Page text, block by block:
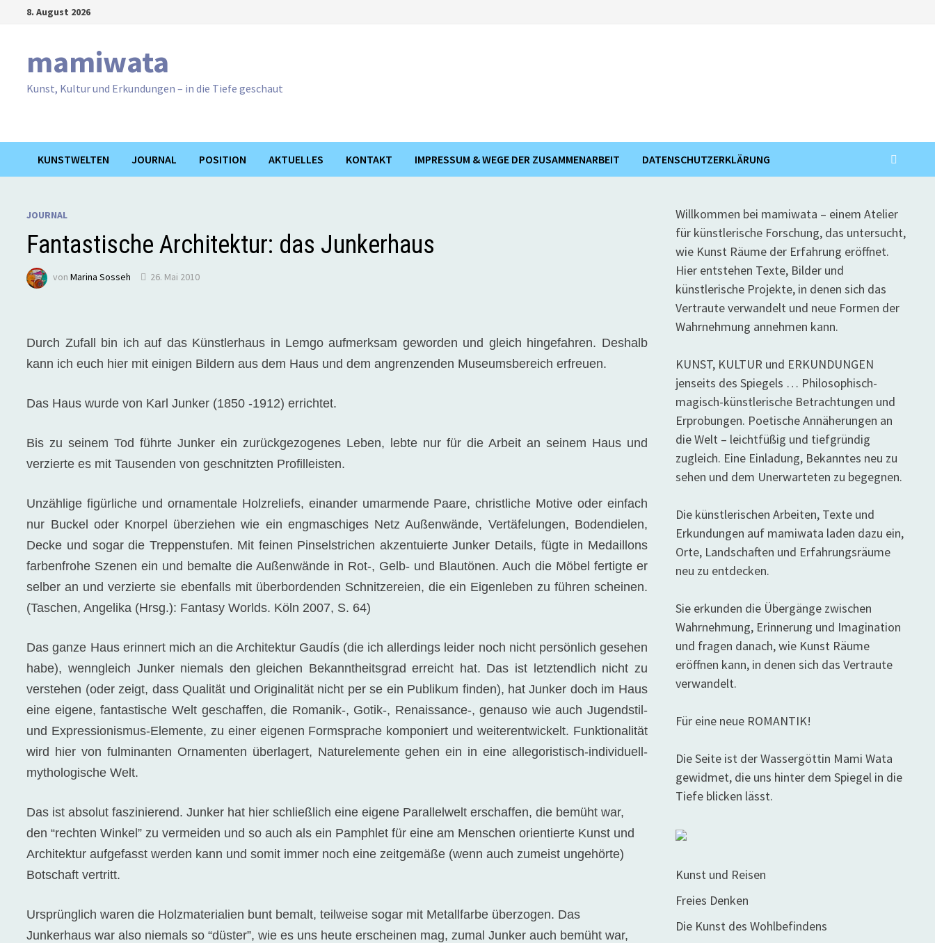
8. August 2026
mamiwata
Kunst, Kultur und Erkundungen – in die Tiefe geschaut
KUNSTWELTEN JOURNAL POSITION AKTUELLES KONTAKT IMPRESSUM & WEGE DER ZUSAMMENARBEIT DATENSCHUTZERKLÄRUNG
JOURNAL
Fantastische Architektur: das Junkerhaus
vonMarina Sosseh 26. Mai 2010
Durch Zufall bin ich auf das Künstlerhaus in Lemgo aufmerksam geworden und gleich hingefahren. Deshalb
kann ich euch hier mit einigen Bildern aus dem Haus und dem angrenzenden Museumsbereich erfreuen.
Das Haus wurde von Karl Junker (1850 -1912) errichtet.
Bis zu seinem Tod führte Junker ein zurückgezogenes Leben, lebte nur für die Arbeit an seinem Haus und
verzierte es mit Tausenden von geschnitzten Profilleisten.
Unzählige figürliche und ornamentale Holzreliefs, einander umarmende Paare, christliche Motive oder einfach
nur Buckel oder Knorpel überziehen wie ein engmaschiges Netz Außenwände, Vertäfelungen, Bodendielen,
Decke und sogar die Treppenstufen. Mit feinen Pinselstrichen akzentuierte Junker Details, fügte in Medaillons
farbenfrohe Szenen ein und bemalte die Außenwände in Rot-, Gelb- und Blautönen. Auch die Möbel fertigte er
selber an und verzierte sie ebenfalls mit überbordenden Schnitzereien, die ein Eigenleben zu führen scheinen.
(Taschen, Angelika (Hrsg.): Fantasy Worlds. Köln 2007, S. 64)
Das ganze Haus erinnert mich an die Architektur Gaudís (die ich allerdings leider noch nicht persönlich gesehen
habe), wenngleich Junker niemals den gleichen Bekanntheitsgrad erreicht hat. Das ist letztendlich nicht zu
verstehen (oder zeigt, dass Qualität und Originalität nicht per se ein Publikum finden), hat Junker doch im Haus
eine eigene, fantastische Welt geschaffen, die Romanik-, Gotik-, Renaissance-, genauso wie auch Jugendstil-
und Expressionismus-Elemente, zu einer eigenen Formsprache komponiert und weiterentwickelt. Funktionalität
wird hier von fulminanten Ornamenten überlagert, Naturelemente gehen ein in eine allegoristisch-individuell-
mythologische Welt.
Das ist absolut faszinierend. Junker hat hier schließlich eine eigene Parallelwelt erschaffen, die bemüht war,
den “rechten Winkel” zu vermeiden und so auch als ein Pamphlet für eine am Menschen orientierte Kunst und
Architektur aufgefasst werden kann und somit immer noch eine zeitgemäße (wenn auch zumeist ungehörte)
Botschaft vertritt.
Ursprünglich waren die Holzmaterialien bunt bemalt, teilweise sogar mit Metallfarbe überzogen. Das
Junkerhaus war also niemals so “düster”, wie es uns heute erscheinen mag, zumal Junker auch bemüht war,
Willkommen bei mamiwata – einem Atelier
für künstlerische Forschung, das untersucht,
wie Kunst Räume der Erfahrung eröffnet.
Hier entstehen Texte, Bilder und
künstlerische Projekte, in denen sich das
Vertraute verwandelt und neue Formen der
Wahrnehmung annehmen kann.
KUNST, KULTUR und ERKUNDUNGEN
jenseits des Spiegels … Philosophisch-
magisch-künstlerische Betrachtungen und
Erprobungen. Poetische Annäherungen an
die Welt – leichtfüßig und tiefgründig
zugleich. Eine Einladung, Bekanntes neu zu
sehen und dem Unerwarteten zu begegnen.
Die künstlerischen Arbeiten, Texte und
Erkundungen auf mamiwata laden dazu ein,
Orte, Landschaften und Erfahrungsräume
neu zu entdecken.
Sie erkunden die Übergänge zwischen
Wahrnehmung, Erinnerung und Imagination
und fragen danach, wie Kunst Räume
eröffnen kann, in denen sich das Vertraute
verwandelt.
Für eine neue ROMANTIK!
Die Seite ist der Wassergöttin Mami Wata
gewidmet, die uns hinter dem Spiegel in die
Tiefe blicken lässt.
Kunst und Reisen
Freies Denken
Die Kunst des Wohlbefindens